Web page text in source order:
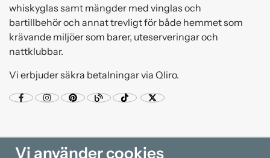
whiskyglas samt mängder med vinglas och
bartillbehör och annat trevligt för både hemmet som
krävande miljöer som barer, uteserveringar och
nattklubbar.
Vi erbjuder säkra betalningar via Qliro.
Vi använder cookies